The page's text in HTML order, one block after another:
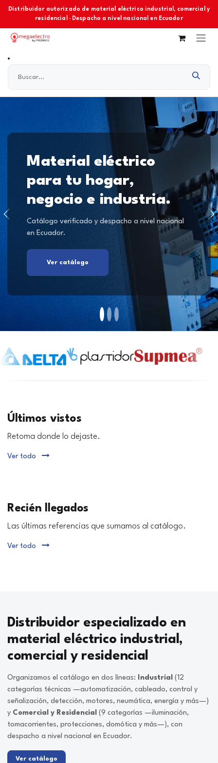
Ir al contenido
Distribuidor autorizado de material eléctrico industrial, comercial y
residencial · Despacho a nivel nacional en Ecuador
Material eléctrico
para tu hogar,
negocio e industria.
Catálogo verificado y despacho a nivel nacional
en Ecuador.
Ver catálogo
Últimos vistos
Retoma donde lo dejaste.
Ver todo
Recién llegados
Las últimas referencias que sumamos al catálogo.
Ver todo
Distribuidor especializado en
material eléctrico industrial,
comercial y residencial
Organizamos el catálogo en dos líneas: Industrial (12
categorías técnicas —automatización, cableado, control y
señalización, detección, motores, neumática, energía y más—)
y Comercial y Residencial (9 categorías —iluminación,
tomacorrientes, protecciones, domótica y más—), con
despacho a nivel nacional en Ecuador.
Ver catálogo